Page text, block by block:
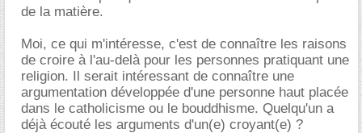
de la matière.
Moi, ce qui m'intéresse, c'est de connaître les raisons
de croire à l'au-delà pour les personnes pratiquant une
religion. Il serait intéressant de connaître une
argumentation développée d'une personne haut placée
dans le catholicisme ou le bouddhisme. Quelqu'un a
déjà écouté les arguments d'un(e) croyant(e) ?